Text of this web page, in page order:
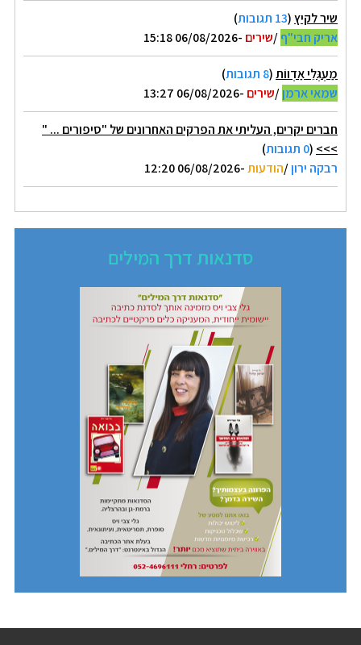
שיר לקיץ(13 תגובות
)
אריק חבי"ף/שירים -06/08/2026 15:18
מַעְגְּלֵי אַדְווֹת(8 תגובות
)
שמאי ארמן/שירים -06/08/2026 13:27
חברים יקרים, העליתי את הפרקים האחרונים של "סיפורים ... "
>>>
(0 תגובות
)
רבקה ירון/הודעות-06/08/2026 12:20
סדנאות דרך המילים